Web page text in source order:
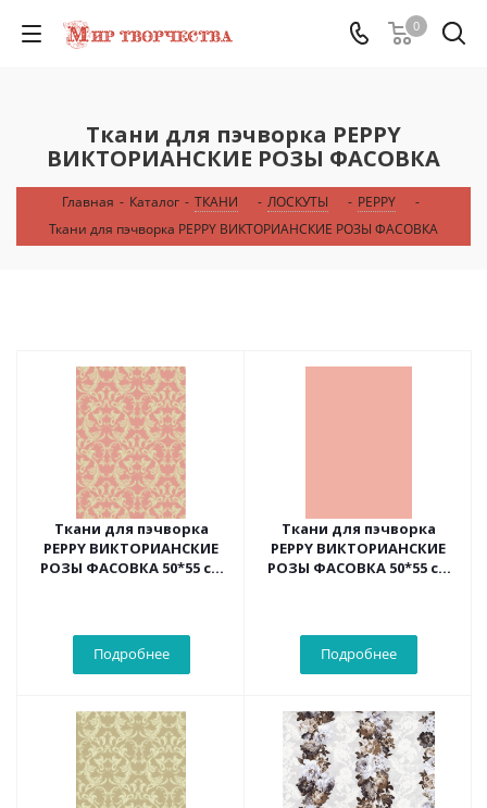
0
Ткани для пэчворка PEPPY
ВИКТОРИАНСКИЕ РОЗЫ ФАСОВКА
Главная - Каталог - ТКАНИ - ЛОСКУТЫ - PEPPY
-
Ткани для пэчворка PEPPY ВИКТОРИАНСКИЕ РОЗЫ ФАСОВКА
Ткани для пэчворка
PEPPY ВИКТОРИАНСКИЕ
РОЗЫ ФАСОВКА 50*55 см
Подробнее
Ткани для пэчворка
PEPPY ВИКТОРИАНСКИЕ
РОЗЫ ФАСОВКА 50*55 см
Подробнее